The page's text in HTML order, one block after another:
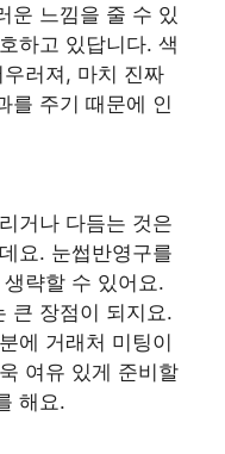
운 느낌을 줄 수 있
하고 있답니다. 색
러져, 마치 진짜
를 주기 때문에 인
거나 다듬는 것은
요. 눈썹반영구를
략할 수 있어요.
큰 장점이 되지요.
에 거래처 미팅이
여유 있게 준비할
해요.